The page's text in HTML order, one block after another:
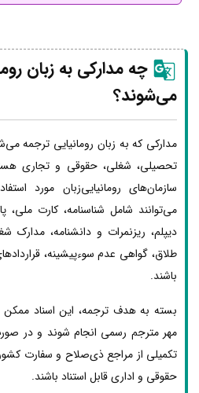
چه مدارکی به زبان
می‌شوند؟
مدارکی که به زبان رومانیایی ترجمه
تحصیلی، شغلی، حقوقی و تجاری
سازمان‌های رومانیایی‌زبان مورد
می‌توانند شامل شناسنامه، کارت ملی،
دیپلم، ریزنمرات و دانشنامه، مدارک
طلاق، گواهی عدم سوءپیشینه،
باشند.
بسته به هدف ترجمه، این اسناد
مهر مترجم رسمی انجام شوند و در
تکمیلی از مراجع ذی‌صلاح و سفارت
حقوقی و اداری قابل استناد باشند.